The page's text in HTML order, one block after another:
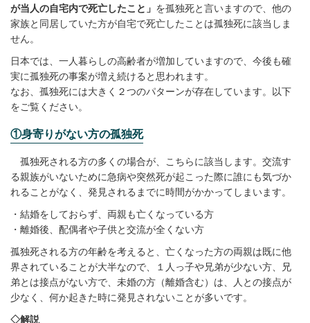
が当人の自宅内で死亡したこと」 を孤独死と言いますので、他の
家族と同居していた方が自宅で死亡したことは孤独死に該当しま
せん。
日本では、一人暮らしの高齢者が増加していますので、今後も確
実に孤独死の事案が増え続けると思われます。
なお、孤独死には大きく２つのパターンが存在しています。以下
をご覧ください。
①身寄りがない方の孤独死
孤独死される方の多くの場合が、こちらに該当します。交流す
る親族がいないために急病や突然死が起こった際に誰にも気づか
れることがなく、発見されるまでに時間がかかってしまいます。
・結婚をしておらず、両親も亡くなっている方
・離婚後、配偶者や子供と交流が全くない方
孤独死される方の年齢を考えると、亡くなった方の両親は既に他
界されていることが大半なので、１人っ子や兄弟が少ない方、兄
弟とは接点がない方で、未婚の方（離婚含む）は、人との接点が
少なく、何か起きた時に発見されないことが多いです。
◇解説